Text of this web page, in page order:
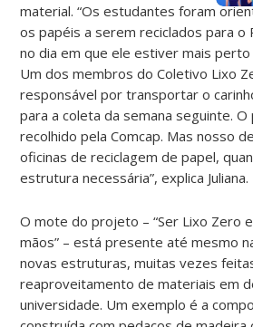
material. “Os estudantes foram
os papéis a serem reciclados para o
no dia em que ele estiver mais perto
Um dos membros do Coletivo Lixo
responsável por transportar o
para a coleta da semana seguinte. O
recolhido pela Comcap. Mas nosso
oficinas de reciclagem de papel,
estrutura necessária”, explica Juliana.
O mote do projeto – “Ser Lixo Zero
mãos” – está presente até mesmo
novas estruturas, muitas vezes
reaproveitamento de materiais em
universidade. Um exemplo é a